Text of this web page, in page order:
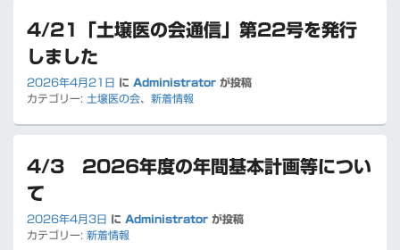
4/21「土壌医の会通信」第22号を発行
しました
2026年4月21日 に Administrator が投稿
カテゴリー: 土壌医の会、 新着情報
4/3 2026年度の年間基本計画等につい
て
2026年4月3日 に Administrator が投稿
カテゴリー: 新着情報